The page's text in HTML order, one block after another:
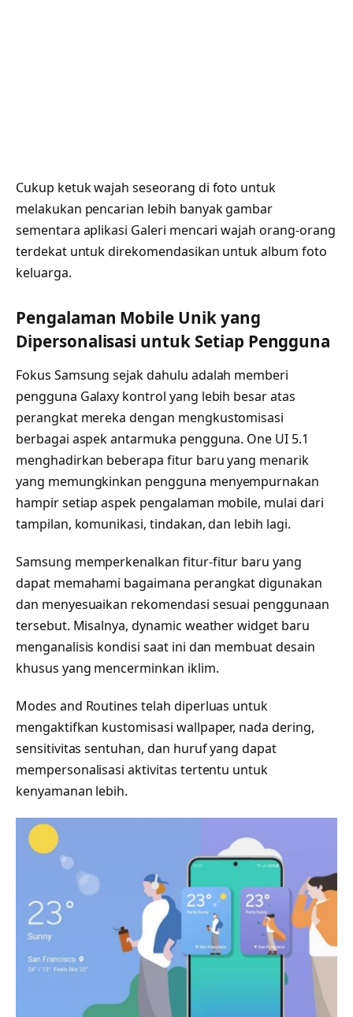
Cukup ketuk wajah seseorang di foto untuk
melakukan pencarian lebih banyak gambar
sementara aplikasi Galeri mencari wajah orang-orang
terdekat untuk direkomendasikan untuk album foto
keluarga.
Pengalaman Mobile Unik yang
Dipersonalisasi untuk Setiap Pengguna
Fokus Samsung sejak dahulu adalah memberi
pengguna Galaxy kontrol yang lebih besar atas
perangkat mereka dengan mengkustomisasi
berbagai aspek antarmuka pengguna. One UI 5.1
menghadirkan beberapa fitur baru yang menarik
yang memungkinkan pengguna menyempurnakan
hampir setiap aspek pengalaman mobile, mulai dari
tampilan, komunikasi, tindakan, dan lebih lagi.
Samsung memperkenalkan fitur-fitur baru yang
dapat memahami bagaimana perangkat digunakan
dan menyesuaikan rekomendasi sesuai penggunaan
tersebut. Misalnya, dynamic weather widget baru
menganalisis kondisi saat ini dan membuat desain
khusus yang mencerminkan iklim.
Modes and Routines telah diperluas untuk
mengaktifkan kustomisasi wallpaper, nada dering,
sensitivitas sentuhan, dan huruf yang dapat
mempersonalisasi aktivitas tertentu untuk
kenyamanan lebih.